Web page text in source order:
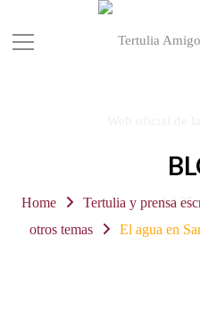
Home Tertulia y prensa
otros temas
El agua en